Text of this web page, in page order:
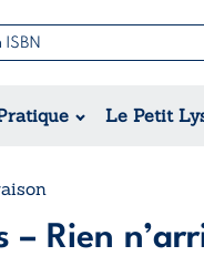
Le Petit
Jeunesse
– Rien